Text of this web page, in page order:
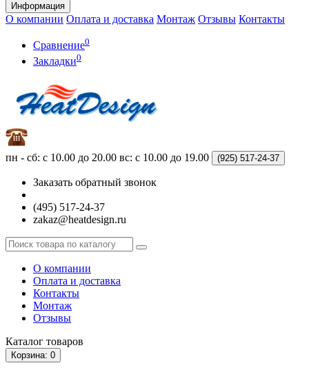
Информация
О компании Оплата и доставка Монтаж Отзывы Контакты
Сравнение0
Закладки0
пн - сб: с 10.00 до 20.00 вс: с 10.00 до 19.00 (925) 517-24-37
Заказать обратный звонок
(495) 517-24-37
zakaz@heatdesign.ru
О компании
Оплата и доставка
Контакты
Монтаж
Отзывы
Каталог товаров
Корзина: 0